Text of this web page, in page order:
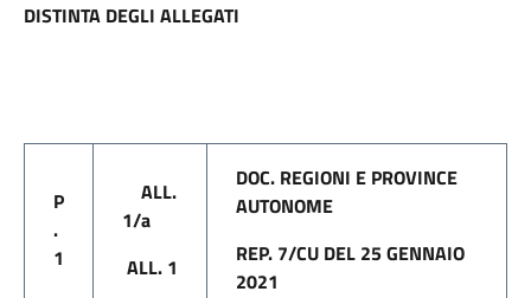
DISTINTA DEGLI ALLEGATI
P
.
1
ALL.
1/a
ALL. 1
DOC. REGIONI E PROVINCE
AUTONOME
REP. 7/CU DEL 25 GENNAIO
2021